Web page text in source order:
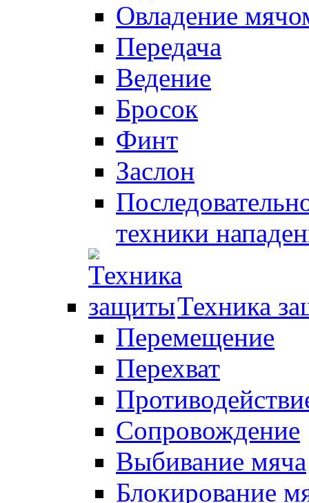
Овладение
Передача
Ведение
Бросок
Финт
Заслон
техники
Техника
Перемещение
Перехват
Сопровождение
Выбивание мяча
Блокирование